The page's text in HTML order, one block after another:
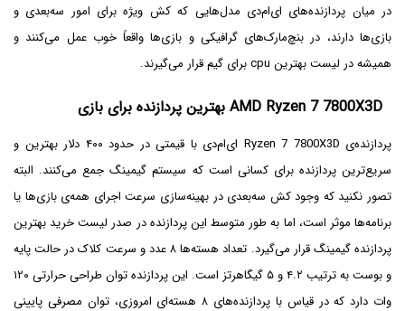
در میان پردازنده‌های ای‌ام‌دی مدل‌هایی که کش ویژه برای امور سه‌بعدی و
بازی‌ها دارند، در بنچ‌مارک‌های گرافیکی و بازی‌ها واقعاً خوب عمل می‌کنند و
همیشه در لیست بهترین cpu برای گیم قرار می‌گیرند.
AMD Ryzen 7 7800X3D بهترین پردازنده برای بازی
پردازنده‌ی Ryzen 7 7800X3D ای‌ام‌دی با قیمتی در حدود ۴۰۰ دلار بهترین و
سریع‌ترین پردازنده برای کسانی است که سیستم گیمینگ جمع می‌کنند. البته
تصور نکنید که وجود کش سه‌بعدی در بهینه‌سازی سرعت اجرای همه‌ی بازی‌ها یا
برنامه‌ها موثر است، اما به طور متوسط این پردازنده در صدر لیست خرید بهترین
پردازنده گیمینگ قرار می‌گیرد. تعداد هسته‌ها ۸ عدد و سرعت کلاک در حالت پایه
و بوست به ترتیب ۴.۲ و ۵ گیگاهرتز است. این پردازنده توان طراحی حرارتی ۱۲۰
وات دارد که در قیاس با پردازنده‌های ۸ هسته‌ای امروزی، توان مصرفی پایینی